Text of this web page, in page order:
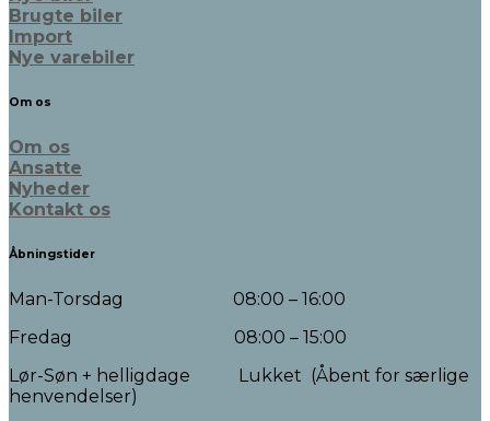
Brugte biler
Import
Nye varebiler
Om os
Om os
Ansatte
Nyheder
Kontakt os
Åbningstider
Man-Torsdag 08:00 – 16:00
Fredag 08:00 – 15:00
Lør-Søn + helligdage Lukket (Åbent for særlige
henvendelser)